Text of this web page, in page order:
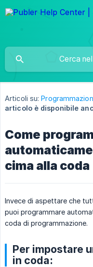
Articoli su:
articolo è disponibile
Come
cima alla coda
Invece di aspettare che
puoi programmare
coda di programmazione.
Per impostare
in coda: